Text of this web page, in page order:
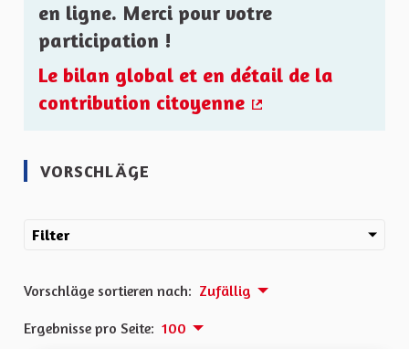
en ligne. Merci pour votre
participation !
Le bilan global et en détail de la
contribution citoyenne
VORSCHLÄGE
Filter
Vorschläge sortieren nach: Zufällig
Ergebnisse pro Seite: 100